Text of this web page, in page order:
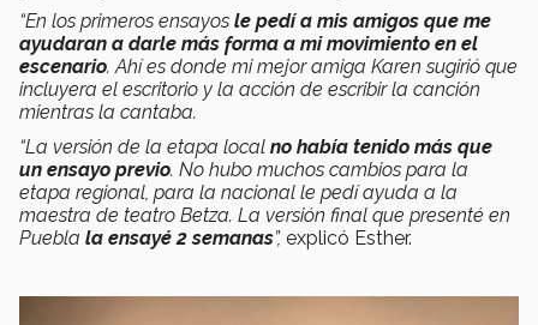
“En los primeros ensayos le pedí a mis amigos que me
ayudaran a darle más forma a mi movimiento en el
escenario. Ahí es donde mi mejor amiga Karen sugirió que
incluyera el escritorio y la acción de escribir la canción
mientras la cantaba.
“La versión de la etapa local no había tenido más que
un ensayo previo. No hubo muchos cambios para la
etapa regional, para la nacional le pedí ayuda a la
maestra de teatro Betza. La versión final que presenté en
Puebla la ensayé 2 semanas”, explicó Esther.